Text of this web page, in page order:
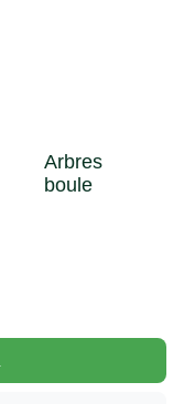
Arbres
boule